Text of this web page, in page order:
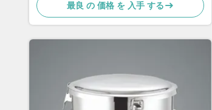
最良 の 価格 を 入手 する